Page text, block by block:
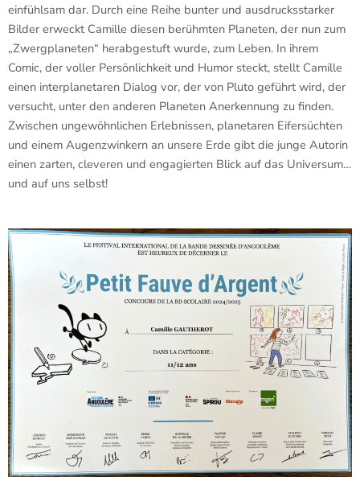
einfühlsam dar. Durch eine Reihe bunter und ausdrucksstarker
Bilder erweckt Camille diesen berühmten Planeten, der nun zum
„Zwergplaneten“ herabgestuft wurde, zum Leben. In ihrem
Comic, der voller Persönlichkeit und Humor steckt, stellt Camille
einen interplanetaren Dialog vor, der von Pluto geführt wird, der
versucht, unter den anderen Planeten Anerkennung zu finden.
Zwischen ungewöhnlichen Erlebnissen, planetaren Eifersüchten
und einem Augenzwinkern an unsere Erde gibt die junge Autorin
einen zarten, cleveren und engagierten Blick auf das Universum…
und auf uns selbst!